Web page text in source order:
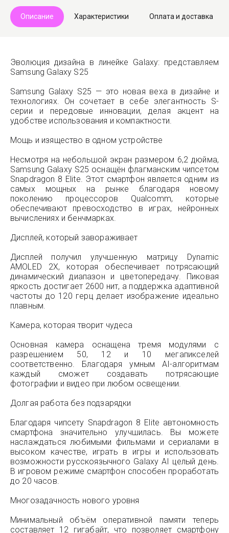
Описание Характеристики Оплата и доставка
Эволюция дизайна в линейке Galaxy: представляем
Samsung Galaxy S25
Samsung Galaxy S25 — это новая веха в дизайне и
технологиях. Он сочетает в себе элегантность S-
серии и передовые инновации, делая акцент на
удобстве использования и компактности.
Мощь и изящество в одном устройстве
Несмотря на небольшой экран размером 6,2 дюйма,
Samsung Galaxy S25 оснащён флагманским чипсетом
Snapdragon 8 Elite. Этот смартфон является одним из
самых мощных на рынке благодаря новому
поколению процессоров Qualcomm, которые
обеспечивают превосходство в играх, нейронных
вычислениях и бенчмарках.
Дисплей, который завораживает
Дисплей получил улучшенную матрицу Dynamic
AMOLED 2X, которая обеспечивает потрясающий
динамический диапазон и цветопередачу. Пиковая
яркость достигает 2600 нит, а поддержка адаптивной
частоты до 120 герц делает изображение идеально
плавным.
Камера, которая творит чудеса
Основная камера оснащена тремя модулями с
разрешением 50, 12 и 10 мегапикселей
соответственно. Благодаря умным AI-алгоритмам
каждый сможет создавать потрясающие
фотографии и видео при любом освещении.
Долгая работа без подзарядки
Благодаря чипсету Snapdragon 8 Elite автономность
смартфона значительно улучшилась. Вы можете
наслаждаться любимыми фильмами и сериалами в
высоком качестве, играть в игры и использовать
возможности русскоязычного Galaxy AI целый день.
В игровом режиме смартфон способен проработать
до 20 часов.
Многозадачность нового уровня
Минимальный объём оперативной памяти теперь
составляет 12 гигабайт, что позволяет смартфону